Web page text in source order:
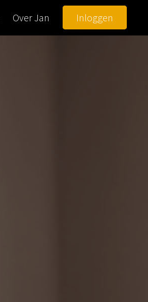
Over Jan Inloggen